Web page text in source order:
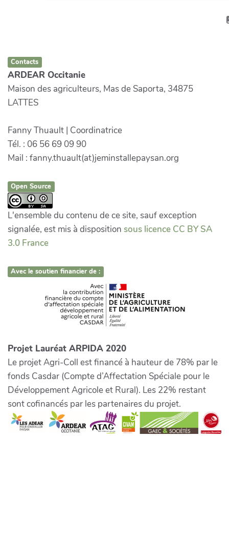
Contacts
ARDEAR Occitanie
Maison des agriculteurs, Mas de Saporta, 34875
LATTES
Fanny Thuault | Coordinatrice
Tél. : 06 56 69 09 90
Mail : fanny.thuault(at)jeminstallepaysan.org
Open Source
L'ensemble du contenu de ce site, sauf exception
signalée, est mis à disposition sous licence CC BY SA
3.0 France
Avec le soutien financier de :
Projet Lauréat ARPIDA 2020
Le projet Agri-Coll est financé à hauteur de 78% par le
fonds Casdar (Compte d’Affectation Spéciale pour le
Développement Agricole et Rural). Les 22% restant
sont cofinancés par les partenaires du projet.